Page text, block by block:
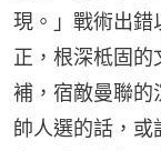
現。」戰術出錯
正，根深柢固
補，宿敵曼聯的
帥人選的話，或